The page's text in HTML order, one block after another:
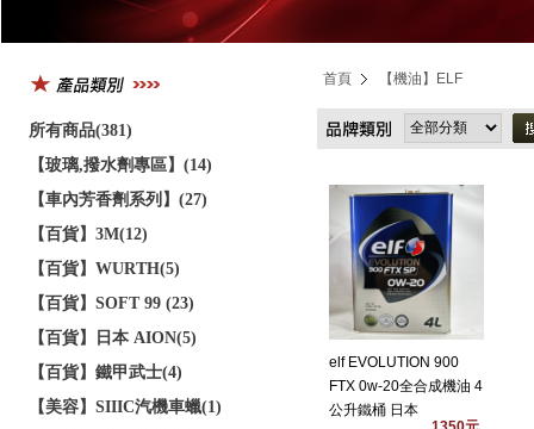
所有商品(381)
【玻璃,撥水劑專區】(14)
【車內芳香劑系列】(27)
【百貨】3M(12)
【百貨】WURTH(5)
【百貨】SOFT 99 (23)
【百貨】日本 AION(5)
【百貨】鐵甲武士(4)
【美容】SIIIC汽機車蠟(1)
首頁 【機油】ELF
elf EVOLUTION 900
FTX 0w-20全合成機油 4
公升鐵桶 日本